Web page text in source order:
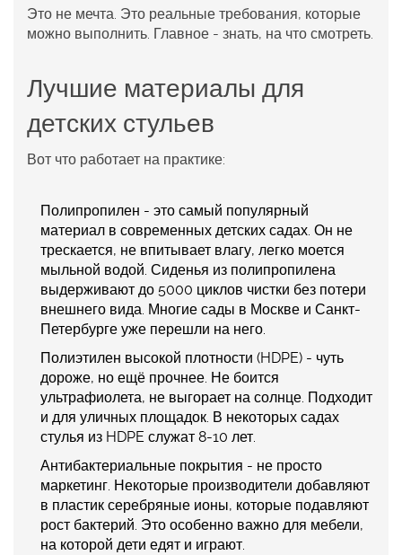
Это не мечта. Это реальные требования, которые
можно выполнить. Главное - знать, на что смотреть.
Лучшие материалы для
детских стульев
Вот что работает на практике:
Полипропилен - это самый популярный
материал в современных детских садах. Он не
трескается, не впитывает влагу, легко моется
мыльной водой. Сиденья из полипропилена
выдерживают до 5000 циклов чистки без потери
внешнего вида. Многие сады в Москве и Санкт-
Петербурге уже перешли на него.
Полиэтилен высокой плотности (HDPE) - чуть
дороже, но ещё прочнее. Не боится
ультрафиолета, не выгорает на солнце. Подходит
и для уличных площадок. В некоторых садах
стулья из HDPE служат 8-10 лет.
Антибактериальные покрытия - не просто
маркетинг. Некоторые производители добавляют
в пластик серебряные ионы, которые подавляют
рост бактерий. Это особенно важно для мебели,
на которой дети едят и играют.